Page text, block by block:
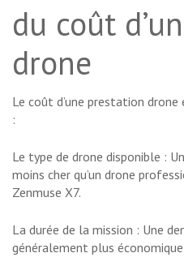
du coût
drone
Le coût d’une prestation
:
Le type de drone disponible :
moins cher qu’un drone
Zenmuse X7.
La durée de la mission : Une
généralement plus